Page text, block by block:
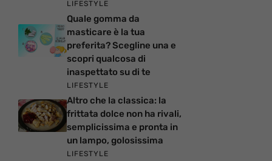
LIFESTYLE
Quale gomma da
masticare è la tua
preferita? Scegline una e
scopri qualcosa di
inaspettato su di te
LIFESTYLE
Altro che la classica: la
frittata dolce non ha rivali,
semplicissima e pronta in
un lampo, golosissima
LIFESTYLE